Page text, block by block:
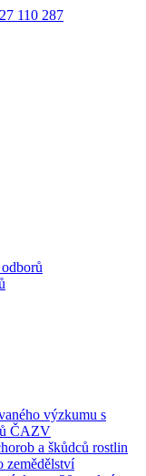
110 287
výzkumu s
ČAZV
a škůdců rostlin
zemědělství